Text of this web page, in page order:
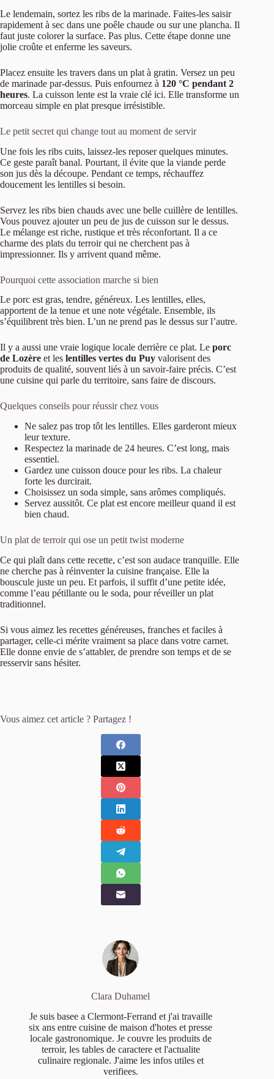
Le lendemain, sortez les ribs de la marinade. Faites-les saisir
rapidement à sec dans une poêle chaude ou sur une plancha. Il
faut juste colorer la surface. Pas plus. Cette étape donne une
jolie croûte et enferme les saveurs.
Placez ensuite les travers dans un plat à gratin. Versez un peu
de marinade par-dessus. Puis enfournez à 120 °C pendant 2
heures. La cuisson lente est la vraie clé ici. Elle transforme un
morceau simple en plat presque irrésistible.
Le petit secret qui change tout au moment de servir
Une fois les ribs cuits, laissez-les reposer quelques minutes.
Ce geste paraît banal. Pourtant, il évite que la viande perde
son jus dès la découpe. Pendant ce temps, réchauffez
doucement les lentilles si besoin.
Servez les ribs bien chauds avec une belle cuillère de lentilles.
Vous pouvez ajouter un peu de jus de cuisson sur le dessus.
Le mélange est riche, rustique et très réconfortant. Il a ce
charme des plats du terroir qui ne cherchent pas à
impressionner. Ils y arrivent quand même.
Pourquoi cette association marche si bien
Le porc est gras, tendre, généreux. Les lentilles, elles,
apportent de la tenue et une note végétale. Ensemble, ils
s’équilibrent très bien. L’un ne prend pas le dessus sur l’autre.
Il y a aussi une vraie logique locale derrière ce plat. Le porc
de Lozère et les lentilles vertes du Puy valorisent des
produits de qualité, souvent liés à un savoir-faire précis. C’est
une cuisine qui parle du territoire, sans faire de discours.
Quelques conseils pour réussir chez vous
Ne salez pas trop tôt les lentilles. Elles garderont mieux
leur texture.
Respectez la marinade de 24 heures. C’est long, mais
essentiel.
Gardez une cuisson douce pour les ribs. La chaleur
forte les durcirait.
Choisissez un soda simple, sans arômes compliqués.
Servez aussitôt. Ce plat est encore meilleur quand il est
bien chaud.
Un plat de terroir qui ose un petit twist moderne
Ce qui plaît dans cette recette, c’est son audace tranquille. Elle
ne cherche pas à réinventer la cuisine française. Elle la
bouscule juste un peu. Et parfois, il suffit d’une petite idée,
comme l’eau pétillante ou le soda, pour réveiller un plat
traditionnel.
Si vous aimez les recettes généreuses, franches et faciles à
partager, celle-ci mérite vraiment sa place dans votre carnet.
Elle donne envie de s’attabler, de prendre son temps et de se
resservir sans hésiter.
Vous aimez cet article ? Partagez !
Clara Duhamel
Je suis basee a Clermont-Ferrand et j'ai travaille
six ans entre cuisine de maison d'hotes et presse
locale gastronomique. Je couvre les produits de
terroir, les tables de caractere et l'actualite
culinaire regionale. J'aime les infos utiles et
verifiees.